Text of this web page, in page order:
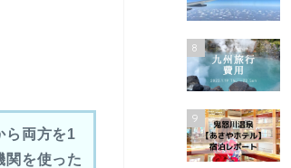
ら両方を1
関を使った
8
9